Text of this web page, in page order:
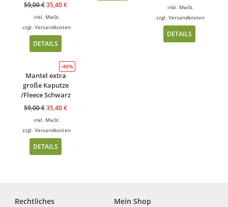
59,00€35,40€
inkl. MwSt.
zzgl.Versandkosten
DETAILS
inkl. MwSt.
zzgl.Versandkosten
DETAILS
-40%
Mantel extra
große Kaputze
/Fleece Schwarz
59,00€35,40€
inkl. MwSt.
zzgl.Versandkosten
DETAILS
Rechtliches Mein Shop